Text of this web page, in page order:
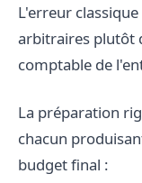
L'erreur
arbitraires plutôt
comptable de
La préparation
chacun
budget final :